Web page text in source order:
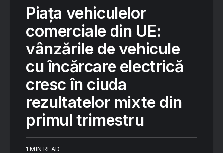
Piața vehiculelor
comerciale din UE:
vânzările de vehicule
cu încărcare electrică
cresc în ciuda
rezultatelor mixte din
primul trimestru
1 MIN READ